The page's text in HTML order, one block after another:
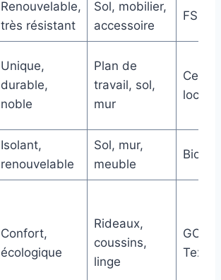
Renouvelable,
très résistant
Sol, mobilier,
accessoire
FSC
Unique,
durable,
noble
Plan de
travail, sol,
mur
locale
Isolant,
renouvelable
Sol, mur,
meuble
Confort,
écologique
Rideaux,
coussins,
linge
Tex